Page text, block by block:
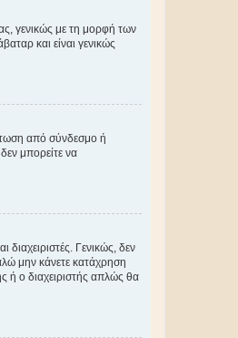
γενικώς με τη μορφή των
και είναι γενικώς
από σύνδεσμο ή
μπορείτε να
Γενικώς, δεν
μην κάνετε κατάχρηση
ή ο διαχειριστής απλώς θα